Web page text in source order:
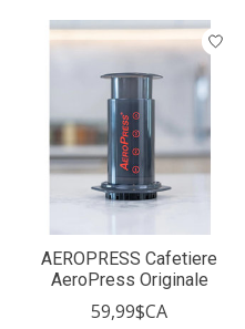
AEROPRESS Cafetiere
AeroPress Originale
59,99$CA